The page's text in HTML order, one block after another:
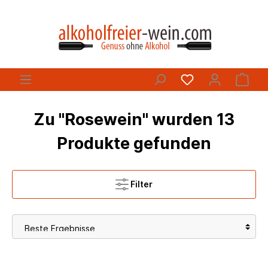
Zu "Rosewein" wurden 13
Produkte gefunden
Filter